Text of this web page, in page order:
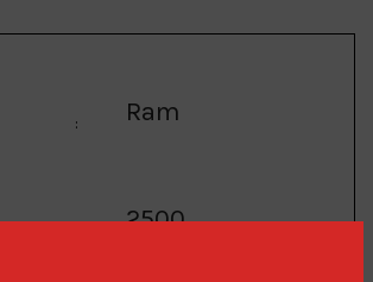
: Ram
2500